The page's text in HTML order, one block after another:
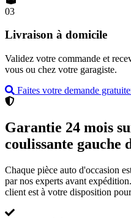
03
Livraison à domicile
Validez votre commande et
vous ou chez votre garagiste.
Faites votre demande
Garantie 24 mois
coulissante gauche
Chaque pièce auto d'occasion
par nos experts avant
client est à votre disposition